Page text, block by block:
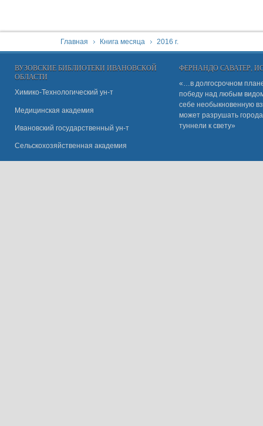
Главная Книга месяца 2016 г.
ВУЗОВСКИЕ БИБЛИОТЕКИ ИВАНОВСКОЙ
ОБЛАСТИ
Химико-Технологический ун-т
Медицинская академия
Ивановский государственный ун-т
Сельскохозяйственная академия
ФЕРНАНДО САВАТЕР,
«…в долгосрочном
победу над любым
себе необыкновенную
может разрушать
туннели к свету»